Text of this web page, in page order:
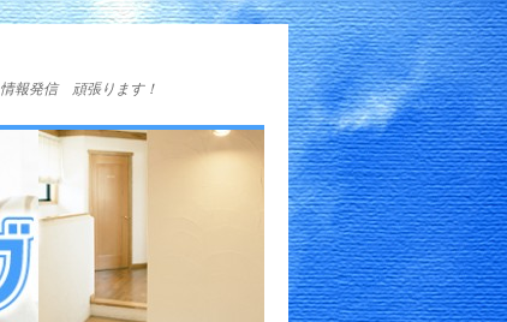
情報発信 頑張ります！